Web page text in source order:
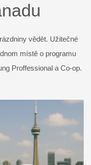
vědět. Užitečné
místě o programu
Proffessional a Co-op.